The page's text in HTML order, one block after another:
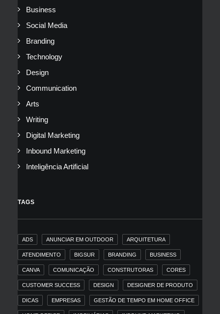
Business
Social Media
Branding
Technology
Design
Communication
Arts
Writing
Digital Marketing
Inbound Marketing
Inteligência Artificial
TAGS
ADS ANUNCIAR EM OUTDOOR ARQUITETURA
ATENDIMENTO BIGSUR BRANDING BUSINESS
CANVA COMUNICAÇÃO CONSTRUTORAS CORES
CUSTOMER SUCCESS DESIGN DESIGNER DE PRODUTO
DICAS EMPRESAS GESTÃO DE TEMPO EM HOME OFFICE